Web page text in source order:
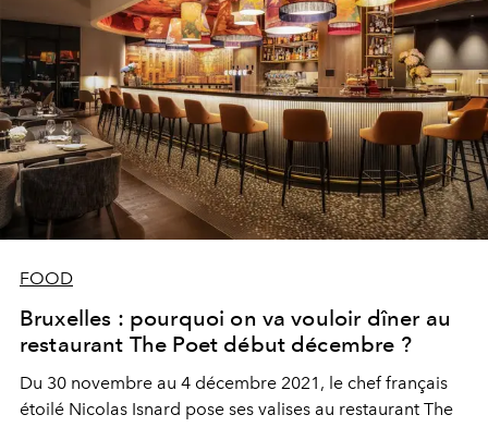
FOOD
Bruxelles : pourquoi on va vouloir dîner au
restaurant The Poet début décembre ?
Du 30 novembre au 4 décembre 2021, le chef français
étoilé Nicolas Isnard pose ses valises au restaurant The